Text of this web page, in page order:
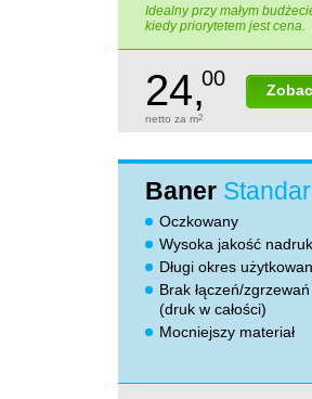
Idealny przy małym
kiedy priorytetem jest cena.
24,00
netto za m2
Baner
Oczkowany
Wysoka jakość
Długi okres
Brak łączeń/zgrzewań
(druk w całości)
Mocniejszy materiał